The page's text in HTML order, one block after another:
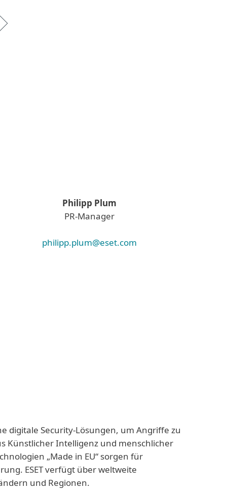
Philipp Plum
PR-Manager
philipp.plum@eset.com
digitale Security-Lösungen, um Angriffe zu
Künstlicher Intelligenz und menschlicher
„Made in EU“ sorgen für
ESET verfügt über weltweite
und Regionen.